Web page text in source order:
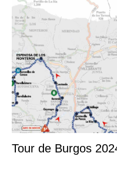
Tour de Burgos